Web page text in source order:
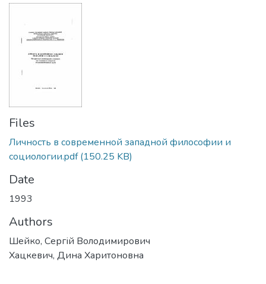
Files
Личность в современной западной философии и
социологии.pdf(150.25 KB)
Date
1993
Authors
Шейко, Сергій Володимирович
Хацкевич, Дина Харитоновна